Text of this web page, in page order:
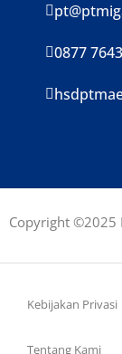
0877
Copyright ©2025
Kebijakan Privasi
Tentang Kami